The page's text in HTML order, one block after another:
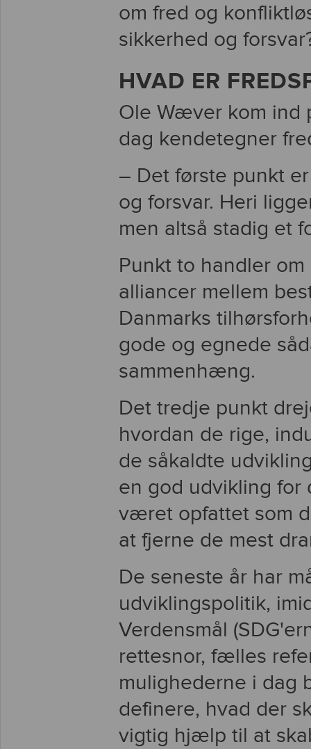
om fred og
sikkerhed og
HVAD ER
Ole Wæver kom ind
dag kendetegner
– Det første punkt
og forsvar. Heri
men altså stadig et
Punkt to handler
alliancer mellem
Danmarks
gode og egnede
sammenhæng.
Det tredje punkt
hvordan de rige,
de såkaldte
en god udvikling for
været opfattet som
at fjerne de mest
De seneste år har
udviklingspolitik,
Verdensmål
rettesnor, fælles
mulighederne i dag
definere, hvad der
vigtig hjælp til at